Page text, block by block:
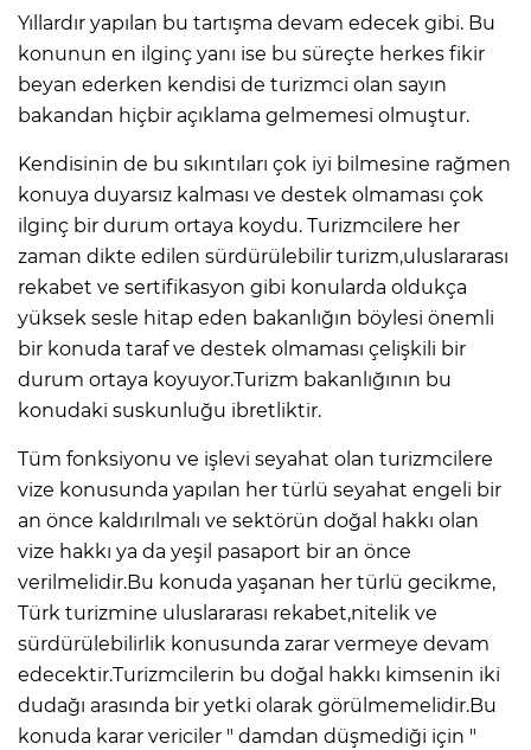
Yıllardır yapılan bu tartışma devam edecek gibi. Bu
konunun en ilginç yanı ise bu süreçte herkes fikir
beyan ederken kendisi de turizmci olan sayın
bakandan hiçbir açıklama gelmemesi olmuştur.
Kendisinin de bu sıkıntıları çok iyi bilmesine rağmen
konuya duyarsız kalması ve destek olmaması çok
ilginç bir durum ortaya koydu. Turizmcilere her
zaman dikte edilen sürdürülebilir turizm,uluslararası
rekabet ve sertifikasyon gibi konularda oldukça
yüksek sesle hitap eden bakanlığın böylesi önemli
bir konuda taraf ve destek olmaması çelişkili bir
durum ortaya koyuyor.Turizm bakanlığının bu
konudaki suskunluğu ibretliktir.
Tüm fonksiyonu ve işlevi seyahat olan turizmcilere
vize konusunda yapılan her türlü seyahat engeli bir
an önce kaldırılmalı ve sektörün doğal hakkı olan
vize hakkı ya da yeşil pasaport bir an önce
verilmelidir.Bu konuda yaşanan her türlü gecikme,
Türk turizmine uluslararası rekabet,nitelik ve
sürdürülebilirlik konusunda zarar vermeye devam
edecektir.Turizmcilerin bu doğal hakkı kimsenin iki
dudağı arasında bir yetki olarak görülmemelidir.Bu
konuda karar vericiler " damdan düşmediği için "